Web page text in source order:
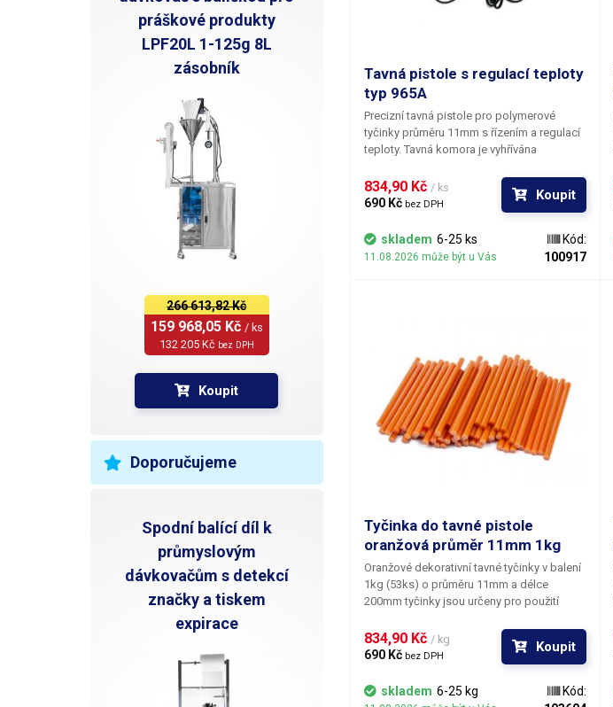
práškové produkty
LPF20L 1-125g 8L
zásobník
266 613,82 Kč
159 968,05 Kč / ks
132 205 Kč bez DPH
Koupit
Doporučujeme
Spodní balící díl k
průmyslovým
dávkovačům s detekcí
značky a tiskem
expirace
Tavná pistole s regulací teploty
typ 965A
Precizní tavná pistole pro polymerové
tyčinky průměru 11mm s řízením a regulací
teploty. Tavná komora je vyhřívána
100W, které je oproti nejlevnějším tavným
pistolím o příkonu 16-30W schopno zahřát
hrot a lepící tyčinku během pár minut na
nastavenou teplotu a udržovat ji i při
nanášení velkých dávek polymerové
taveniny. Pistole má velmi zdařilou
834,90 Kč / ks
690 Kč bez DPH
Koupit
skladem 6-25 ks
11.08.2026 může být u Vás
Kód:
100917
Tyčinka do tavné pistole
oranžová průměr 11mm 1kg
Oranžové dekorativní tavné tyčinky v balení
1kg (53ks) o průměru 11mm a délce
200mm tyčinky jsou určeny pro použití
měknutí tavného materiálu je 83°C. Tepelná
odolnost lepených spojů činní 64°C. Tato
tavná tyčinka je svým vzhledem určena
především pro výtvarné účely k
dekoračnímu lepení či zdobení. Tyčinky se
834,90 Kč / kg
690 Kč bez DPH
Koupit
skladem 6-25 kg
Kód: